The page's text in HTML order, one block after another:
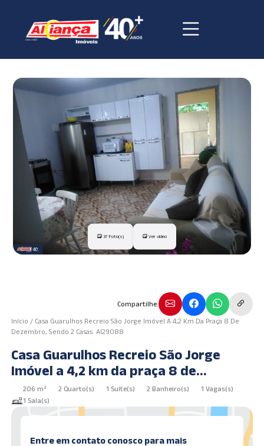
37 Foto(s) Ver vídeo
Compartilhe.
Início / Casa Guarulhos Recreio São Jorge Imóvel A 4,2 Km Da Praça 8 De
Dezembro, Sendo 2 Casas. AI29088
Casa Guarulhos Recreio São Jorge
Imóvel a 4,2 km da praça 8 de
dezembro, sendo 2 casas. AI29088
206 m² 2 Quarto(s) 1 Suíte(s) 2 Banheiro(s)
1 Vagas(s)
1 Sala(s)
Entre em contato conosco para mais